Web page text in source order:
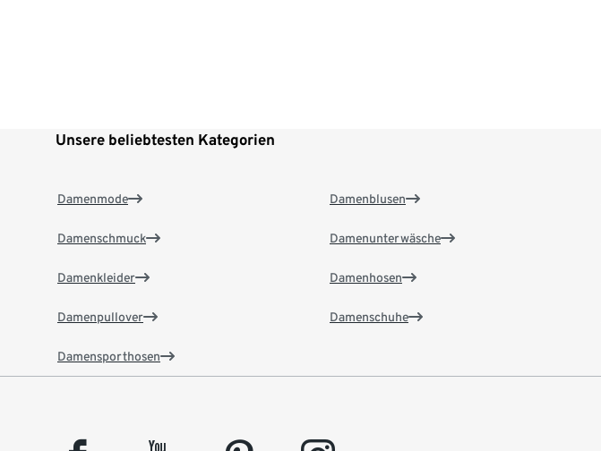
Unsere beliebtesten Kategorien
Damenmode
Damenschmuck
Damenkleider
Damenpullover
Damensporthosen
Damenblusen
Damenunterwäsche
Damenhosen
Damenschuhe